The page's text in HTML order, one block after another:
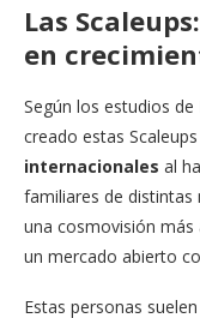
Las
en
Según los estudios
creado estas
internacionales al
familiares de distintas
una cosmovisión más
un mercado abierto
Estas personas